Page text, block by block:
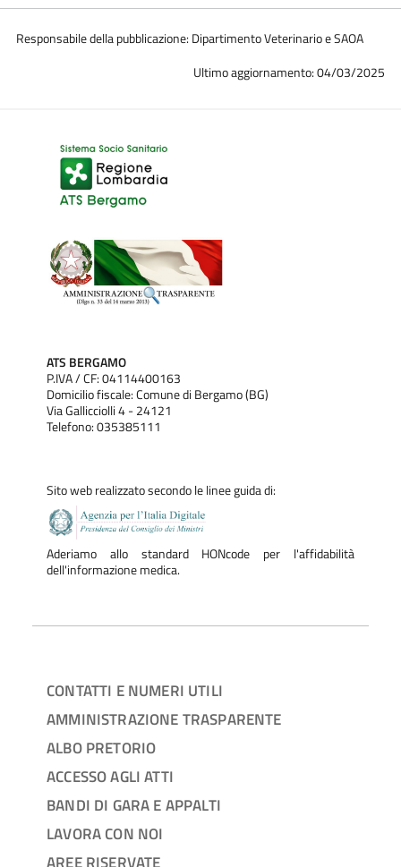
Responsabile della pubblicazione: Dipartimento Veterinario e SAOA
Ultimo aggiornamento: 04/03/2025
ATS BERGAMO
P.IVA / CF: 04114400163
Domicilio fiscale: Comune di Bergamo (BG)
Via Gallicciolli 4 - 24121
Telefono: 035385111
Sito web realizzato secondo le linee guida di:
Aderiamo allo standard HONcode per l'affidabilità
dell'informazione medica.
CONTATTI E NUMERI UTILI
AMMINISTRAZIONE TRASPARENTE
ALBO PRETORIO
ACCESSO AGLI ATTI
BANDI DI GARA E APPALTI
LAVORA CON NOI